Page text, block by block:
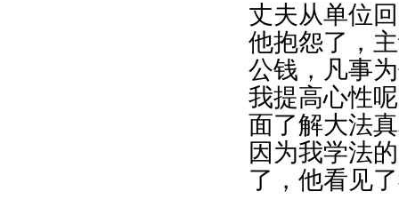
丈夫从单位
他抱怨了，
公钱，凡事
我提高心性
面了解大法
因为我学法
了，他看见